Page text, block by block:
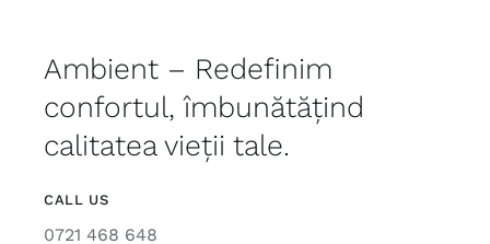
Ambient – Redefinim
confortul, îmbunătățind
calitatea vieții tale.
CALL US
0721 468 648